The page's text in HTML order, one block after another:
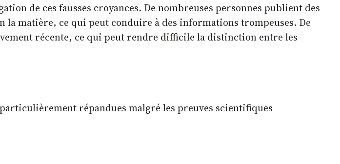
de ces fausses croyances. De nombreuses personnes publient des
la matière, ce qui peut conduire à des informations trompeuses. De
récente, ce qui peut rendre difficile la distinction entre les
répandues malgré les preuves scientifiques